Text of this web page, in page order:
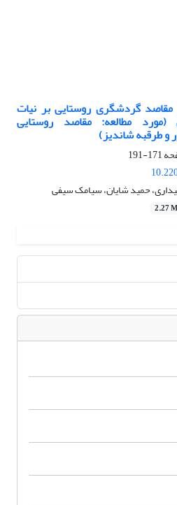
مقاصد گردشگری روستایی بر نیات
(مورد مطالعه: مقاصد روستایی
و طرقبه شاندیز)
171-191
حمید شایان، سیامک سیفی
2.27 M